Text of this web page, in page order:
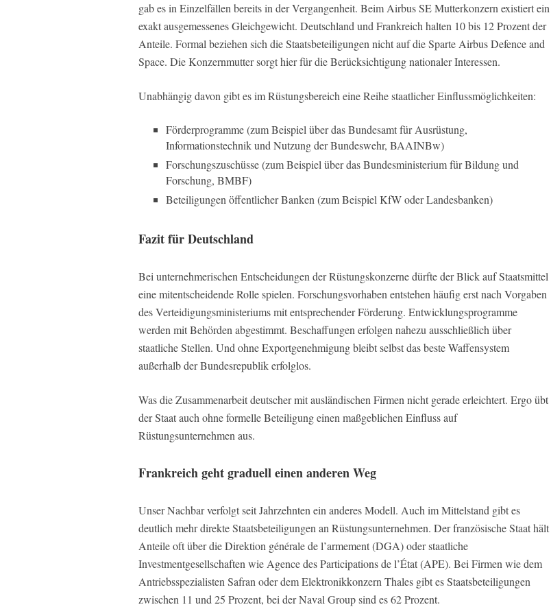
gab es in Einzelfällen bereits in der Vergangenheit. Beim Airbus SE Mutterkonzern existiert ein
exakt ausgemessenes Gleichgewicht. Deutschland und Frankreich halten 10 bis 12 Prozent der
Anteile. Formal beziehen sich die Staatsbeteiligungen nicht auf die Sparte Airbus Defence and
Space. Die Konzernmutter sorgt hier für die Berücksichtigung nationaler Interessen.
Unabhängig davon gibt es im Rüstungsbereich eine Reihe staatlicher Einflussmöglichkeiten:
Förderprogramme (zum Beispiel über das Bundesamt für Ausrüstung,
Informationstechnik und Nutzung der Bundeswehr, BAAINBw)
Forschungszuschüsse (zum Beispiel über das Bundesministerium für Bildung und
Forschung, BMBF)
Beteiligungen öffentlicher Banken (zum Beispiel KfW oder Landesbanken)
Fazit für Deutschland
Bei unternehmerischen Entscheidungen der Rüstungskonzerne dürfte der Blick auf Staatsmittel
eine mitentscheidende Rolle spielen. Forschungsvorhaben entstehen häufig erst nach Vorgaben
des Verteidigungsministeriums mit entsprechender Förderung. Entwicklungsprogramme
werden mit Behörden abgestimmt. Beschaffungen erfolgen nahezu ausschließlich über
staatliche Stellen. Und ohne Exportgenehmigung bleibt selbst das beste Waffensystem
außerhalb der Bundesrepublik erfolglos.
Was die Zusammenarbeit deutscher mit ausländischen Firmen nicht gerade erleichtert. Ergo übt
der Staat auch ohne formelle Beteiligung einen maßgeblichen Einfluss auf
Rüstungsunternehmen aus.
Frankreich geht graduell einen anderen Weg
Unser Nachbar verfolgt seit Jahrzehnten ein anderes Modell. Auch im Mittelstand gibt es
deutlich mehr direkte Staatsbeteiligungen an Rüstungsunternehmen. Der französische Staat hält
Anteile oft über die Direktion générale de l’armement (DGA) oder staatliche
Investmentgesellschaften wie Agence des Participations de l’État (APE). Bei Firmen wie dem
Antriebsspezialisten Safran oder dem Elektronikkonzern Thales gibt es Staatsbeteiligungen
zwischen 11 und 25 Prozent, bei der Naval Group sind es 62 Prozent.